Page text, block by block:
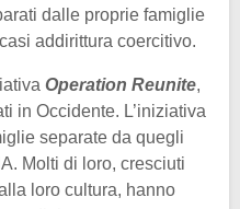
dalle proprie famiglie
addirittura coercitivo.
Operation Reunite,
in Occidente. L’iniziativa
separate da quegli
Molti di loro, cresciuti
loro cultura, hanno